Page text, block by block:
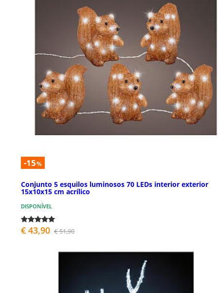
-15%
Conjunto 5 esquilos luminosos 70 LEDs interior exterior
15x10x15 cm acrílico
DISPONÍVEL
€ 43,90 € 51,90